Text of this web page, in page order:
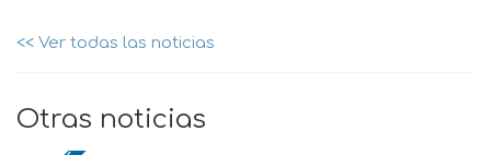
<< Ver todas las noticias
Otras noticias